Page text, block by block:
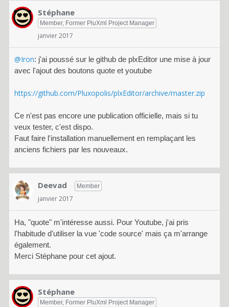
Stéphane
Member, Former PluXml Project Manager
janvier 2017
@Iron: j'ai poussé sur le github de plxEditor une mise à jour
avec l'ajout des boutons quote et youtube
https://github.com/Pluxopolis/plxEditor/archive/master.zip
Ce n'est pas encore une publication officielle, mais si tu
veux tester, c'est dispo.
Faut faire l'installation manuellement en remplaçant les
anciens fichiers par les nouveaux.
Deevad Member
janvier 2017
Ha, "quote" m'intéresse aussi. Pour Youtube, j'ai pris
l'habitude d'utiliser la vue 'code source' mais ça m'arrange
également.
Merci Stéphane pour cet ajout.
Stéphane
Member, Former PluXml Project Manager